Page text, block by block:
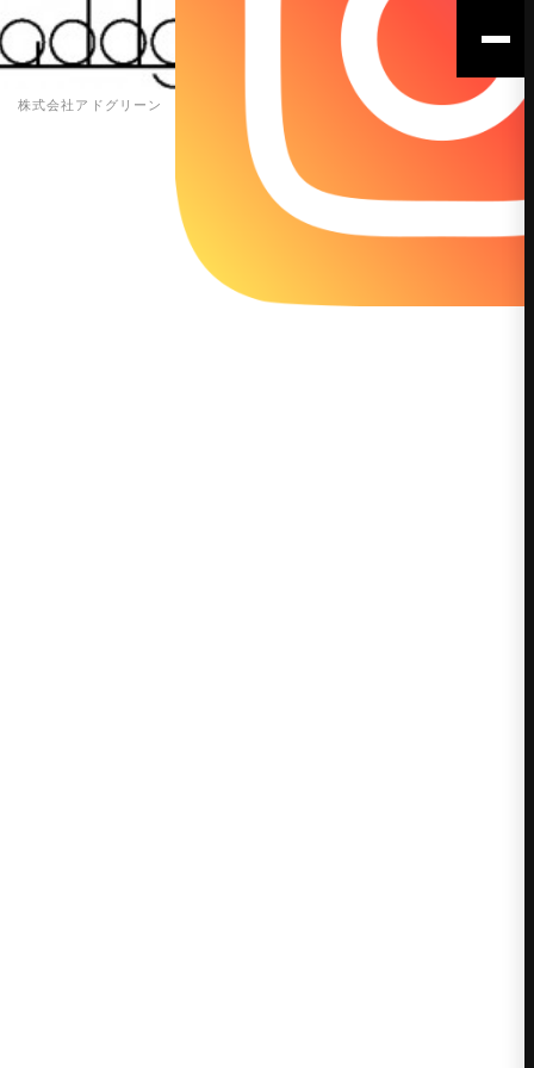
株式会社アドグリーン